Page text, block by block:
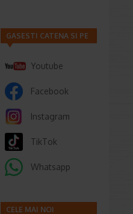
GASESTI CATENA SI PE
Youtube
Facebook
Instagram
TikTok
Whatsapp
CELE MAI NOI